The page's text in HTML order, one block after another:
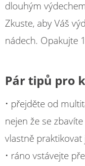
dlouhým
Zkuste, aby Váš
nádech. Opakujte
Pár tipů pro
• přejděte od
nejen že se
vlastně
• ráno vstávejte